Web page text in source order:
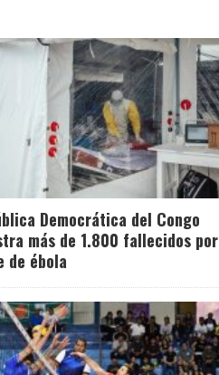
Democrática del Congo
más de 1.800 fallecidos por
de ébola